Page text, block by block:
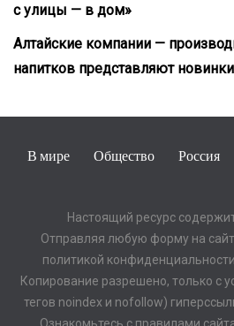
с улицы — в дом»
Алтайские компании —
напитков представляют новинки
В мире Общество Россия
Настоящий ресурс
Отправляя любую форму на
политикой
Копирование разрешено, только с
тегов noindex и nofollow)
Ознакомьтесь с правилами